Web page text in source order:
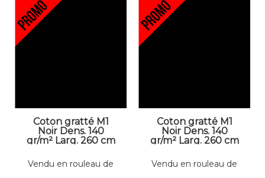
Coton gratté M1
Noir Dens. 140
gr/m² Larg. 260 cm
Vendu en rouleau de
Coton gratté M1
Noir Dens. 140
gr/m² Larg. 260 cm
Vendu en rouleau de